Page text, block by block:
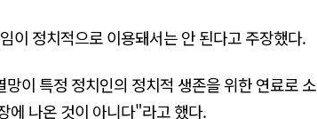
이 정치적으로 이용돼서는 안 된다고 주장했다.
이 특정 정치인의 정치적 생존을 위한 연료로 소
에 나온 것이 아니다"라고 했다.